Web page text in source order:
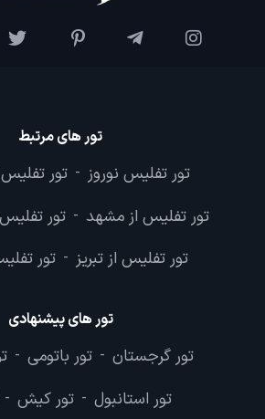
تور های مرتبط
تور تفلیس نوروز - تور تفلیس
تور تفلیس از مشهد - تور
تور تفلیس از تبریز - تور
تور های پیشنهادی
تور گرجستان - تور باتومی -
تور استانبول - تور کیش -